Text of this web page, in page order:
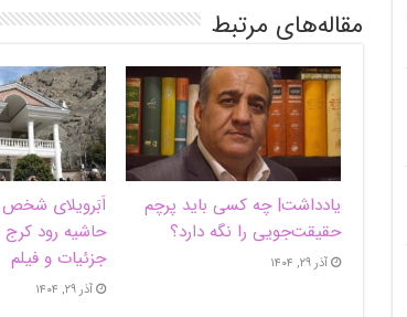
مقاله‌های مرتبط
یادداشت| ‌چه کسی باید پرچم
حقیقت‌جویی را نگه دارد؟
آذر ۲۹, ۱۴۰۴
اَبَر‌ویلای شخص
حاشیه‌ رود
جزئیات و فیلم
آذر ۲۹, ۱۴۰۴